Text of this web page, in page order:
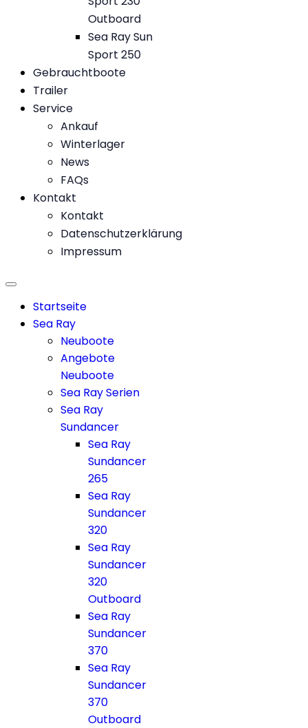
Outboard
Sea Ray Sun
Sport 250
Gebrauchtboote
Trailer
Service
Ankauf
Winterlager
News
FAQs
Kontakt
Kontakt
Datenschutzerklärung
Impressum
Startseite
Sea Ray
Neuboote
Angebote
Neuboote
Sea Ray Serien
Sea Ray
Sundancer
Sea Ray
Sundancer
265
Sea Ray
Sundancer
320
Sea Ray
Sundancer
320
Outboard
Sea Ray
Sundancer
370
Sea Ray
Sundancer
370
Outboard